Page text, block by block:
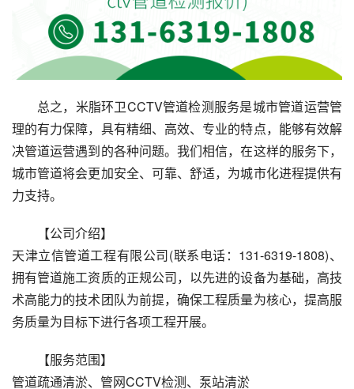
总之，米脂环卫CCTV管道检测服务是城市管道运营管
理的有力保障，具有精细、高效、专业的特点，能够有效解
决管道运营遇到的各种问题。我们相信，在这样的服务下，
城市管道将会更加安全、可靠、舒适，为城市化进程提供有
力支持。
【公司介绍】
天津立信管道工程有限公司(联系电话：131-6319-1808)、
拥有管道施工资质的正规公司，以先进的设备为基础，高技
术高能力的技术团队为前提，确保工程质量为核心，提高服
务质量为目标下进行各项工程开展。
【服务范围】
管道疏通清淤、管网CCTV检测、泵站清淤